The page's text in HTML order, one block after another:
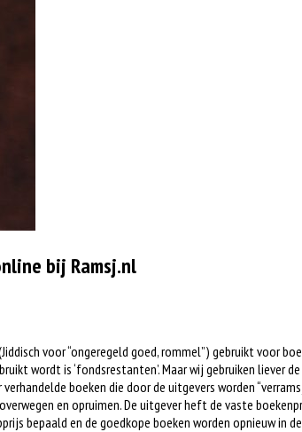
bij Ramsj.nl
voor “ongeregeld goed, rommel”) gebruikt voor
wordt is ‘fondsrestanten’. Maar wij gebruiken liever
boeken die door de uitgevers worden
en opruimen. De uitgever heft de vaste
bepaald en de goedkope boeken worden opnieuw in